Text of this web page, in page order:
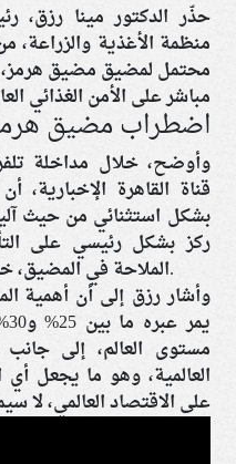
حذّر الدكتور مينا رزق،
منظمة الأغذية والزراعة،
محتمل لمضيق مضيق
مباشر على الأمن الغذائي
اضطراب مضيق هرمز
وأوضح، خلال مداخلة
قناة القاهرة الإخبارية،
بشكل استثنائي من حيث
ركز بشكل رئيسي على
الملاحة في المضيق، خاصة فيما يتعلق بتجارة الأسمدة.
وأشار رزق إلى أن أهمية
العالمية، وهو ما يجعل
على الاقتصاد العالمي، لا